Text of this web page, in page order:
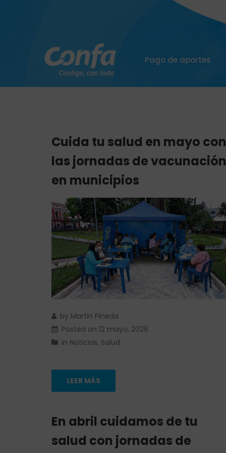
Pago de aportes
Cuida tu salud en mayo con
las jornadas de vacunación
en municipios
by Martin Pineda
Posted on 12 mayo, 2026
in Noticias, Salud
LEER MÁS
En abril cuidamos de tu
salud con jornadas de